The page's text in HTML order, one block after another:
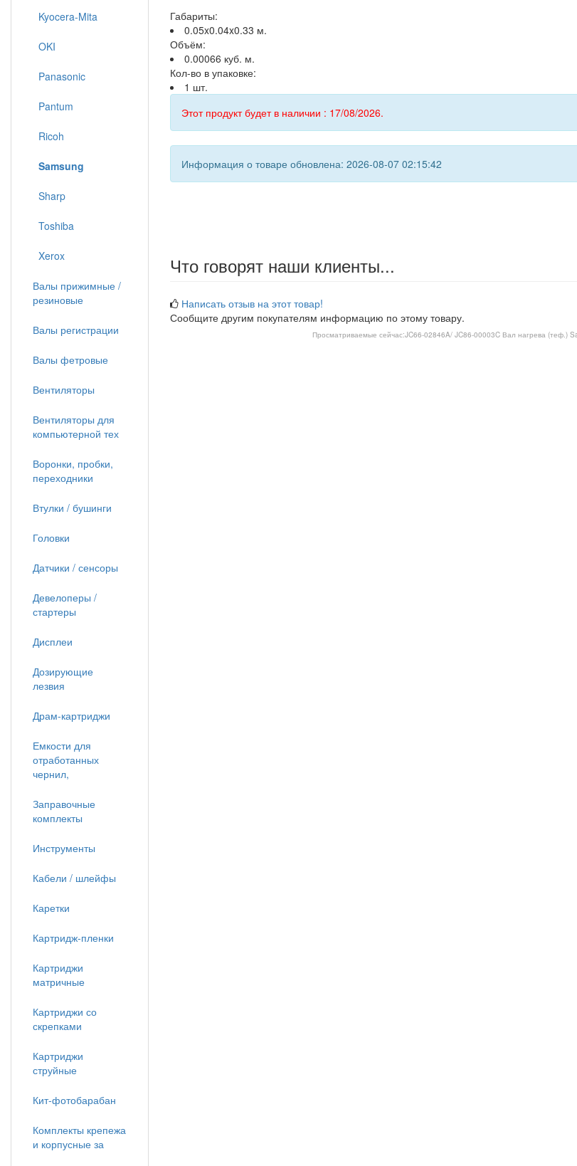
Габариты:
0.05x0.04x0.33 м.
Объём:
0.00066 куб. м.
Кол-во в упаковке:
1 шт.
Этот продукт будет в наличии : 17/08/2026.
Информация о товаре обновлена: 2026-08-07 02:15:42
Что говорят наши клиенты...
Написать отзыв на этот товар!
Сообщите другим покупателям информацию по этому товару.
Просматриваемые сейчас:JC66-02846A/ JC86-00003C Вал нагрева (теф.)
Kyocera-Mita
OKI
Panasonic
Pantum
Ricoh
Samsung
Sharp
Toshiba
Xerox
Валы прижимные /
резиновые
Валы регистрации
Валы фетровые
Вентиляторы
Вентиляторы для
компьютерной тех
Воронки, пробки,
переходники
Втулки / бушинги
Головки
Датчики / сенсоры
Девелоперы /
стартеры
Дисплеи
Дозирующие
лезвия
Драм-картриджи
Емкости для
отработанных
чернил,
Заправочные
комплекты
Инструменты
Кабели / шлейфы
Каретки
Картридж-пленки
Картриджи
матричные
Картриджи со
скрепками
Картриджи
струйные
Кит-фотобарабан
Комплекты крепежа
и корпусные за